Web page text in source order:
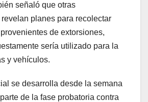
señaló que otras
planes para recolectar
de extorsiones,
sería utilizado para la
y vehículos.
se desarrolla desde la semana
de la fase probatoria contra